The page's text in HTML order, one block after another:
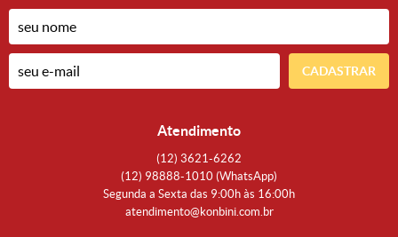
CADASTRAR
Atendimento
(12) 3621-6262
(12) 98888-1010 (WhatsApp)
Segunda a Sexta das 9:00h às 16:00h
atendimento@konbini.com.br